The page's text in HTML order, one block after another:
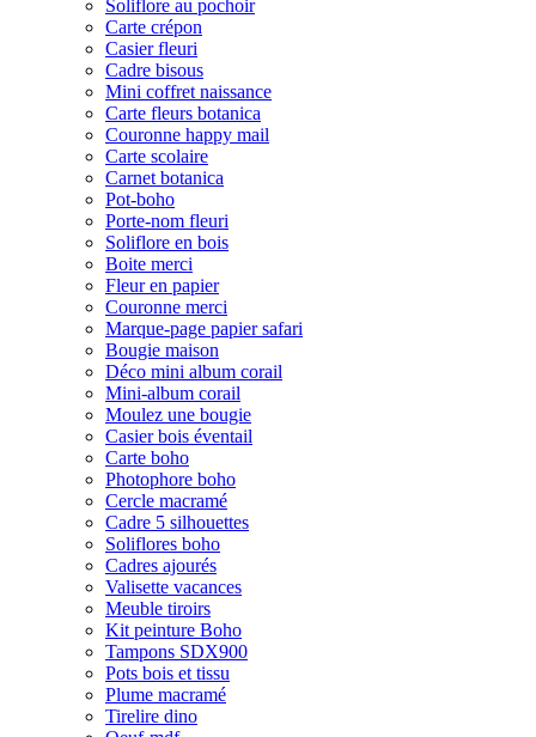
Soliflore au pochoir
Carte crépon
Casier fleuri
Cadre bisous
Mini coffret naissance
Carte fleurs botanica
Couronne happy mail
Carte scolaire
Carnet botanica
Pot-boho
Porte-nom fleuri
Soliflore en bois
Boite merci
Fleur en papier
Couronne merci
Marque-page papier safari
Bougie maison
Déco mini album corail
Mini-album corail
Moulez une bougie
Casier bois éventail
Carte boho
Photophore boho
Cercle macramé
Cadre 5 silhouettes
Soliflores boho
Cadres ajourés
Valisette vacances
Meuble tiroirs
Kit peinture Boho
Tampons SDX900
Pots bois et tissu
Plume macramé
Tirelire dino